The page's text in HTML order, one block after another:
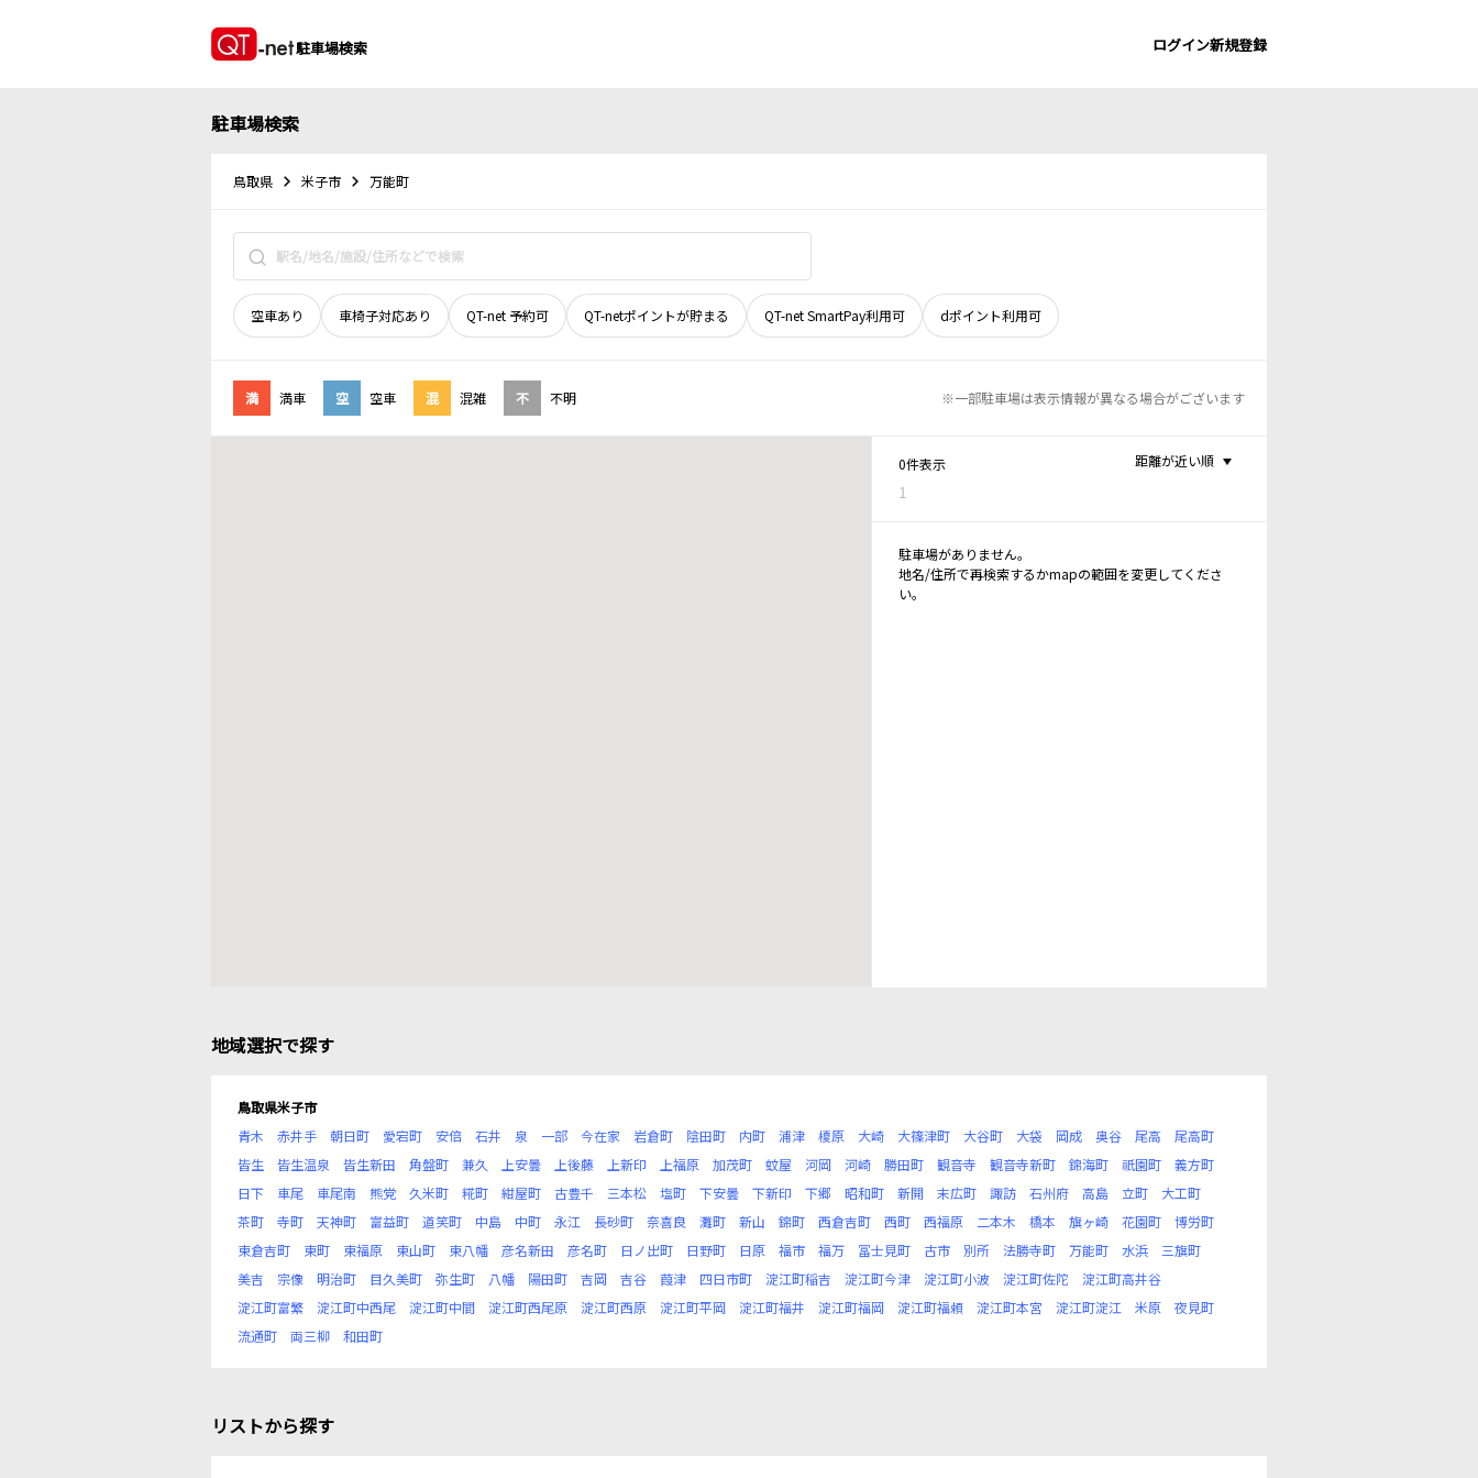
駐車場検索 ログイン新規登録
駐車場検索
鳥取県 米子市 万能町
空車あり 車椅子対応あり QT-net 予約可 QT-netポイントが貯まる QT-net SmartPay利用可 dポイント利用可
満 満車 空 空車 混 混雑 不 不明 ※一部駐車場は表示情報が異なる場合がございます
0件表示
1
距離が近い順
駐車場がありません。
地名/住所で再検索するかmapの範囲を変更してくださ
い。
地域選択で探す
鳥取県米子市
青木
赤井手 朝日町 愛宕町 安倍 石井 泉 一部 今在家 岩倉町 陰田町 内町 浦津 榎原 大崎 大篠津町 大谷町 大袋 岡成 奥谷 尾高
尾高町
皆生
皆生温泉 皆生新田 角盤町 兼久 上安曇 上後藤 上新印 上福原 加茂町 蚊屋 河岡 河崎 勝田町 観音寺 観音寺新町 錦海町 祇園町
義方町
日下
車尾 車尾南 熊党 久米町 糀町 紺屋町 古豊千 三本松 塩町 下安曇 下新印 下郷 昭和町 新開 末広町 諏訪 石州府 高島 立町
大工町
茶町
寺町 天神町 富益町 道笑町 中島 中町 永江 長砂町 奈喜良 灘町 新山 錦町 西倉吉町 西町 西福原 二本木 橋本 旗ヶ崎 花園町
博労町
東倉吉町
東町 東福原 東山町 東八幡 彦名新田 彦名町 日ノ出町 日野町 日原 福市 福万 冨士見町 古市 別所 法勝寺町 万能町 水浜
三旗町
美吉
宗像 明治町 目久美町 弥生町 八幡 陽田町 吉岡 吉谷 葭津 四日市町 淀江町稲吉 淀江町今津 淀江町小波 淀江町佐陀
淀江町高井谷
淀江町富繁
淀江町中西尾 淀江町中間 淀江町西尾原 淀江町西原 淀江町平岡 淀江町福井 淀江町福岡 淀江町福頼 淀江町本宮 淀江町淀江 米原
夜見町
流通町
両三柳 和田町
リストから探す